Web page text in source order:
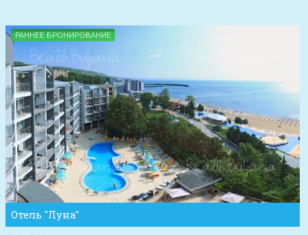
РАННЕЕ БРОНИРОВАНИЕ
Отель "Луна"